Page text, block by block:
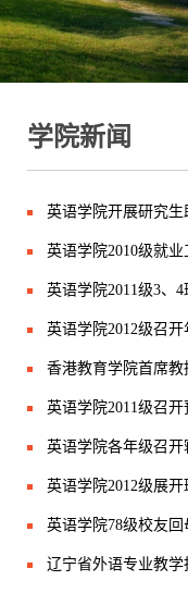
学院新闻
英语学院开展研究生
英语学院2010级就
英语学院2011级3、
英语学院2012级召
香港教育学院首席教
英语学院2011级召
英语学院各年级召
英语学院2012级展
英语学院78级校友
辽宁省外语专业教